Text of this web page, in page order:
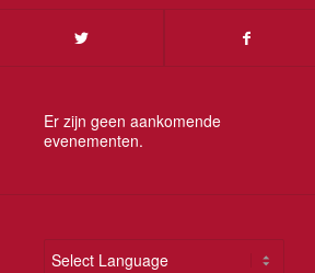
Er zijn geen aankomende
evenementen.